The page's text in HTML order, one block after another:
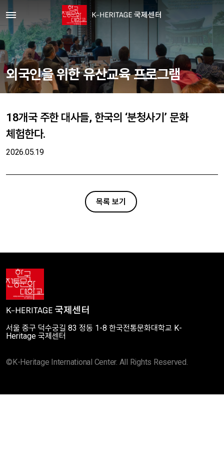
외국인을 위한 유산교육 프로그램
18개국 주한 대사들, 한국의 ‘분청사기’ 문화
체험한다.
2026.05.19
목록 보기
서울 중구 덕수궁길 83 정동 1-8 한국전통문화대학교 K-
Heritage 국제센터
©K-Heritage International Center. All Rights Reserved.